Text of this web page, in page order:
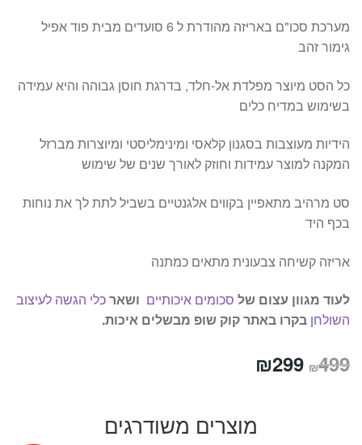
מערכת סכו"ם באריזה מהודרת ל 6 סועדים מבית פוד אפיל
גימור זהב
כל הסט מיוצר מפלדת אל-חלד, בדרגת חוסן גבוהה והיא עמידה
בשימוש במדיח כלים
הידיות מעוצבות בסגנון קלאסי ומינימליסטי ומיוצרות מברזל
המקנה למוצר עמידות וחוזק לאורך שנים של שימוש
סט מרהיב מתאפיין בקווים אלגנטיים בשביל לתת לך את נוחות
בכף היד
אריזה קשיחה צבעונית מתאים כמתנה
לעוד מגוון עצום של סכומים איכותיים ושארכלי הגשה לעיצוב
השולחן בקרו באתר קוק שופ מבשלים איכות.
₪499 המחיר
₪299
הוא:
מוצרים משודרגים